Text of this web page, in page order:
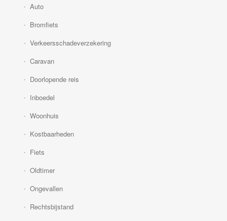
Auto
Bromfiets
Verkeersschadeverzekering
Caravan
Doorlopende reis
Inboedel
Woonhuis
Kostbaarheden
Fiets
Oldtimer
Ongevallen
Rechtsbijstand